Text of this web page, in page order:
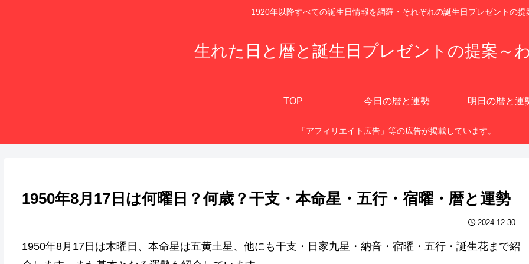
1920年以降すべての誕生日情報を網羅・それぞれの誕生日プレゼントの提
生れた日と暦と誕生日プレゼントの提案～
TOP 今日の暦と運勢 明日の暦と運
「アフィリエイト広告」等の広告が掲載しています。
1950年8月17日は何曜日？何歳？干支・本命星・五行・宿曜・暦と運勢
2024.12.30
1950年8月17日は木曜日、本命星は五黄土星、他にも干支・日家九星・納音・宿曜・五行・誕生花まで紹